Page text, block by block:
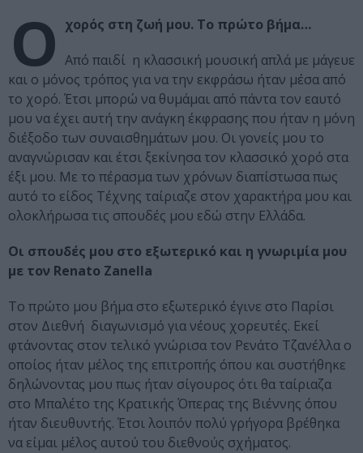
Ο χορός στη ζωή μου. Το πρώτο βήμα…
Από παιδί η κλασσική μουσική απλά με μάγευε
και ο μόνος τρόπος για να την εκφράσω ήταν μέσα από
το χορό. Έτσι μπορώ να θυμάμαι από πάντα τον εαυτό
μου να έχει αυτή την ανάγκη έκφρασης που ήταν η μόνη
διέξοδο των συναισθημάτων μου. Οι γονείς μου το
αναγνώρισαν και έτσι ξεκίνησα τον κλασσικό χορό στα
έξι μου. Με το πέρασμα των χρόνων διαπίστωσα πως
αυτό το είδος Τέχνης ταίριαζε στον χαρακτήρα μου και
ολοκλήρωσα τις σπουδές μου εδώ στην Ελλάδα.
Οι σπουδές μου στο εξωτερικό και η γνωριμία μου
με τον Renato Zanella
Το πρώτο μου βήμα στο εξωτερικό έγινε στο Παρίσι
στον Διεθνή διαγωνισμό για νέους χορευτές. Εκεί
φτάνοντας στον τελικό γνώρισα τον Ρενάτο Τζανέλλα ο
οποίος ήταν μέλος της επιτροπής όπου και συστήθηκε
δηλώνοντας μου πως ήταν σίγουρος ότι θα ταίριαζα
στο Μπαλέτο της Κρατικής Όπερας της Βιέννης όπου
ήταν διευθυντής. Έτσι λοιπόν πολύ γρήγορα βρέθηκα
να είμαι μέλος αυτού του διεθνούς σχήματος.